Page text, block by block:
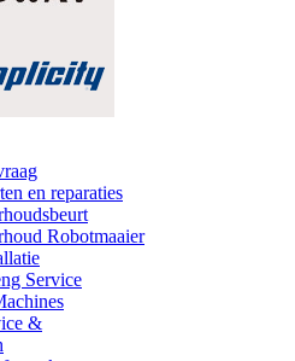
en reparaties
Robotmaaier
Service
&